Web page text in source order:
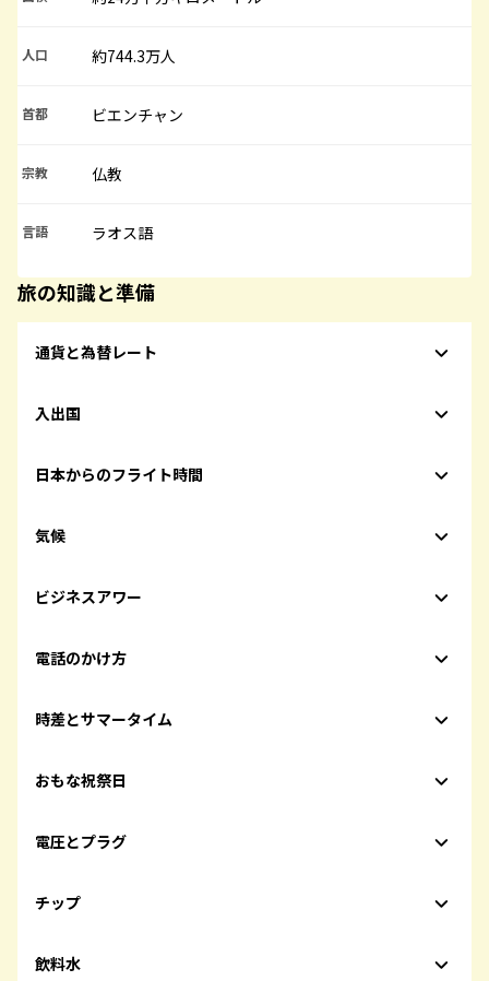
人口 約744.3万人
首都 ビエンチャン
宗教 仏教
言語 ラオス語
旅の知識と準備
通貨と為替レート
入出国
日本からのフライト時間
気候
ビジネスアワー
電話のかけ方
時差とサマータイム
おもな祝祭日
電圧とプラグ
チップ
飲料水